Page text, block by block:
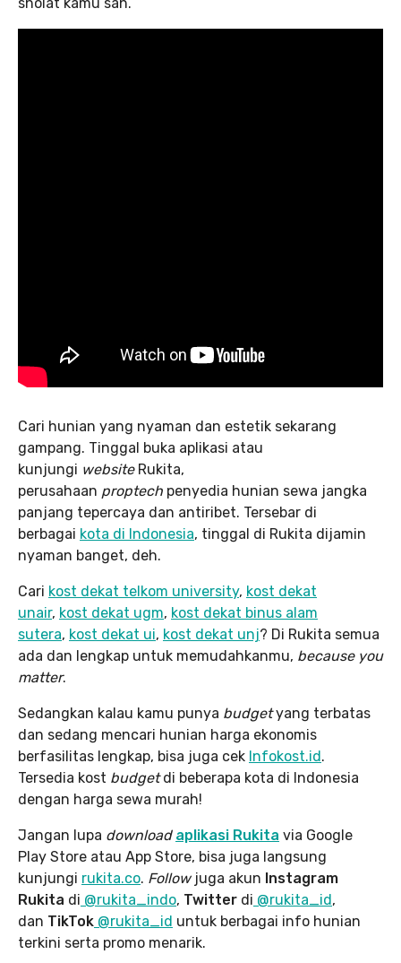
Cari hunian yang nyaman dan estetik sekarang
gampang. Tinggal buka aplikasi atau
kunjungi websiteRukita,
perusahaan proptech penyedia hunian sewa jangka
panjang tepercaya dan antiribet. Tersebar di
berbagai kota di Indonesia, tinggal di Rukita dijamin
nyaman banget, deh.
Cari kost dekat telkom university, kost dekat
unair, kost dekat ugm, kost dekat binus alam
sutera, kost dekat ui, kost dekat unj? Di Rukita semua
ada dan lengkap untuk memudahkanmu, because you
matter.
Sedangkan kalau kamu punya budgetyang terbatas
dan sedang mencari hunian harga ekonomis
berfasilitas lengkap, bisa juga cek Infokost.id.
Tersedia kost budgetdi beberapa kota di Indonesia
dengan harga sewa murah!
Jangan lupa download aplikasi Rukita via Google
Play Store atau App Store, bisa juga langsung
kunjungi rukita.co. Followjuga akun Instagram
Rukita di @rukita_indo, Twitter di @rukita_id,
dan TikTok @rukita_id untuk berbagai info hunian
terkini serta promo menarik.